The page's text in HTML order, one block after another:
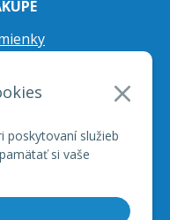
poskytovaní služieb
si vaše